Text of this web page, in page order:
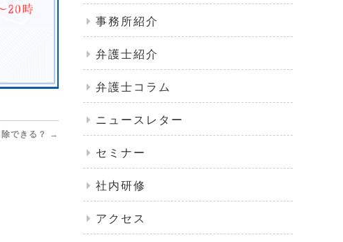
できる？ →
事務所紹介
弁護士紹介
弁護士コラム
ニュースレター
セミナー
社内研修
アクセス